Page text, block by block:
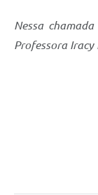
Nessa
Professora Iracy